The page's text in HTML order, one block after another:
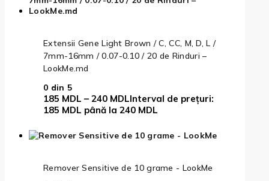
Extensii Gene Light Brown / C, CC, M, D, L /
7mm-16mm / 0.07-0.10 / 20 de Rinduri –
LookMe.md
0 din 5
185 MDL – 240 MDLInterval de prețuri:
185 MDL până la 240 MDL
Remover Sensitive de 10 grame - LookMe